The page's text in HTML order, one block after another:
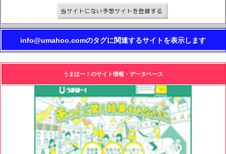
info@umahoo.comのタグに関連するサイトを表示します
うまほー！のサイト情報・データベース